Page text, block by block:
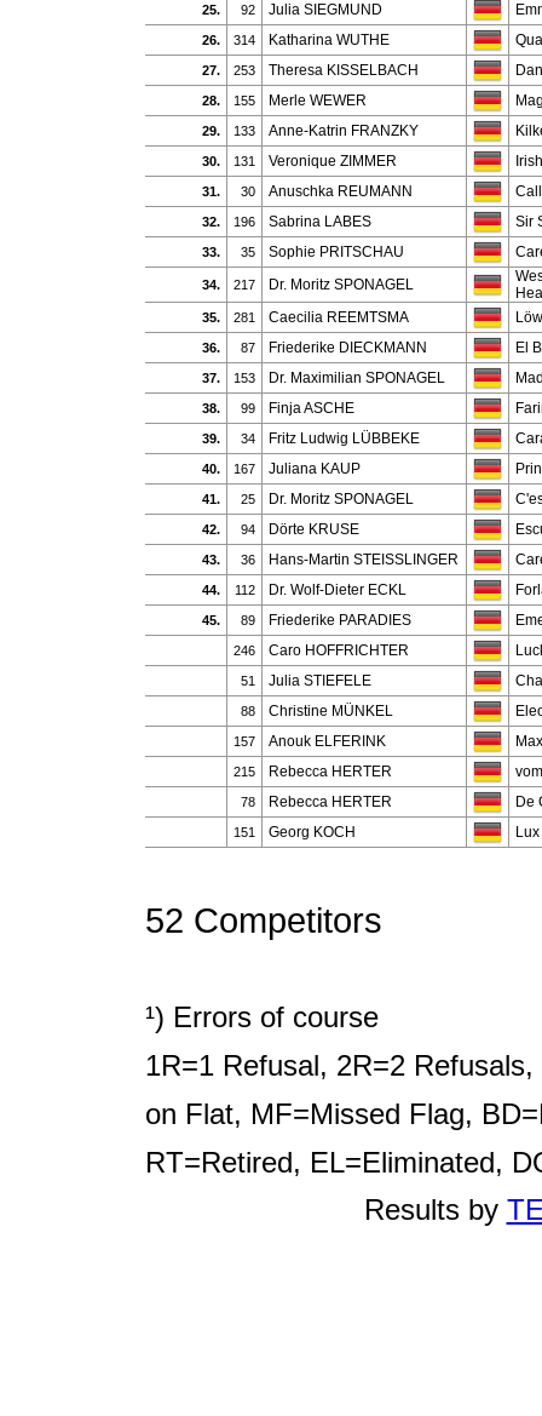
25. 92 Julia SIEGMUND
26. 314 Katharina WUTHE
27. 253 Theresa KISSELBACH
28. 155 Merle WEWER
29. 133 Anne-Katrin FRANZKY
30. 131 Veronique ZIMMER
31. 30 Anuschka REUMANN
32. 196 Sabrina LABES Sir
33. 35 Sophie PRITSCHAU
34. 217 Dr. Moritz SPONAGEL
35. 281 Caecilia REEMTSMA
36. 87 Friederike DIECKMANN El
37. 153 Dr. Maximilian SPONAGEL
38. 99 Finja ASCHE
39. 34 Fritz Ludwig LÜBBEKE
40. 167 Juliana KAUP
41. 25 Dr. Moritz SPONAGEL
42. 94 Dörte KRUSE
43. 36 Hans-Martin STEISSLINGER
44. 112 Dr. Wolf-Dieter ECKL
45. 89 Friederike PARADIES
246 Caro HOFFRICHTER
51 Julia STIEFELE
88 Christine MÜNKEL
157 Anouk ELFERINK
215 Rebecca HERTER
78 Rebecca HERTER De
151 Georg KOCH
52 Competitors
¹) Errors of course
1R=1 Refusal, 2R=2
on Flat, MF=Missed Flag,
RT=Retired, EL=Eliminated,
Results by